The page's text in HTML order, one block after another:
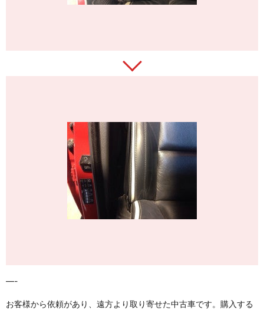
—-
お客様から依頼があり、遠方より取り寄せた中古車です。購入する